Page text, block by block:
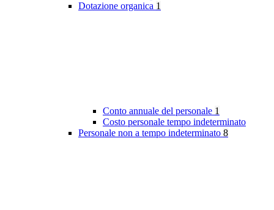
Dotazione organica 1
Conto annuale del personale 1
Costo personale tempo indeterminato
Personale non a tempo indeterminato 8